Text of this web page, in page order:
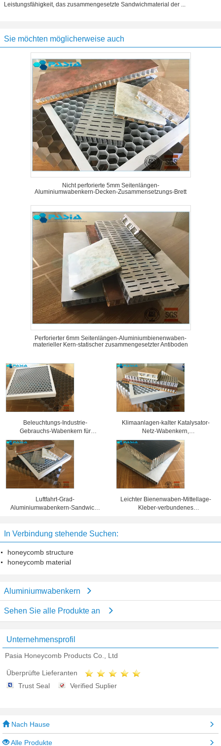
Leistungsfähigkeit, das zusammengesetzte Sandwichmaterial der ...
Sie möchten möglicherweise auch
Nicht perforierte 5mm Seitenlängen-
Aluminiumwabenkern-Decken-Zusammensetzungs-Brett
Perforierter 6mm Seitenlängen-Aluminiumbienenwaben-
materieller Kern-statischer zusammengesetzter Antiboden
Beleuchtungs-Industrie-
Gebrauchs-Wabenkern für
verschiedene Ausstellungs-
Scheinwerfer-Gitter
Klimaanlagen-kalter Katalysator-
Netz-Wabenkern,
Aluminiumbienenwaben-Platten
Luftfahrt-Grad-
Aluminiumwabenkern-Sandwich-
Leichter Bienenwaben-Mittellage-
Kleber-verbundenes
In Verbindung stehende Suchen:
honeycomb structure
honeycomb material
Aluminiumwabenkern
Sehen Sie alle Produkte an
Unternehmensprofil
Pasia Honeycomb Products Co., Ltd
Überprüfte Lieferanten
Trust Seal
Verified Suplier
Nach Hause
Alle Produkte